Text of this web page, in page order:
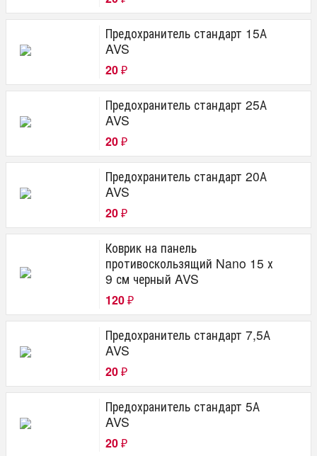
Предохранитель стандарт 15А
AVS
20 ₽
Предохранитель стандарт 25А
AVS
20 ₽
Предохранитель стандарт 20А
AVS
20 ₽
Коврик на панель
противоскользящий Nano 15 х
9 см черный AVS
120 ₽
Предохранитель стандарт 7,5А
AVS
20 ₽
Предохранитель стандарт 5А
AVS
20 ₽